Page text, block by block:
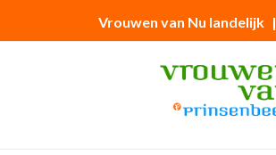
Vrouwen van Nu landelijk